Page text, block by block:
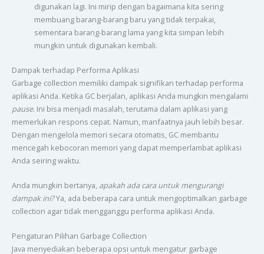
digunakan lagi. Ini mirip dengan bagaimana kita sering
membuang barang-barang baru yang tidak terpakai,
sementara barang-barang lama yang kita simpan lebih
mungkin untuk digunakan kembali.
Dampak terhadap Performa Aplikasi
Garbage collection memiliki dampak signifikan terhadap performa
aplikasi Anda. Ketika GC berjalan, aplikasi Anda mungkin mengalami
pause. Ini bisa menjadi masalah, terutama dalam aplikasi yang
memerlukan respons cepat. Namun, manfaatnya jauh lebih besar.
Dengan mengelola memori secara otomatis, GC membantu
mencegah kebocoran memori yang dapat memperlambat aplikasi
Anda seiring waktu.
Anda mungkin bertanya, apakah ada cara untuk mengurangi
dampak ini?Ya, ada beberapa cara untuk mengoptimalkan garbage
collection agar tidak mengganggu performa aplikasi Anda.
Pengaturan Pilihan Garbage Collection
Java menyediakan beberapa opsi untuk mengatur garbage